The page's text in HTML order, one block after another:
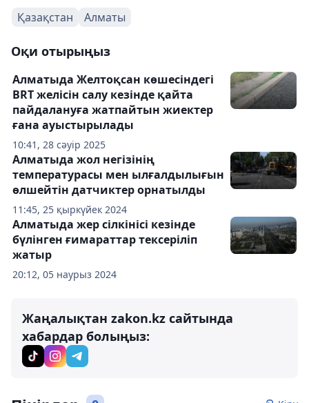
Қазақстан Алматы
Оқи отырыңыз
10:41, 28 сәуір 2025
Алматыда Желтоқсан көшесіндегі
BRT желісін салу кезінде қайта
пайдалануға жатпайтын жиектер
ғана ауыстырылады
11:45, 25 қыркүйек 2024
Алматыда жол негізінің
температурасы мен ылғалдылығын
өлшейтін датчиктер орнатылды
20:12, 05 наурыз 2024
Алматыда жер сілкінісі кезінде
бүлінген ғимараттар тексеріліп
жатыр
Жаңалықтан zakon.kz сайтында
хабардар болыңыз: